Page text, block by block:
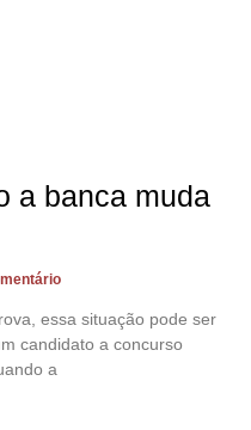
a banca muda
essa situação pode ser
candidato a concurso
a